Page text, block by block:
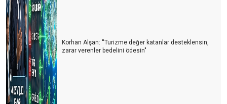
Korhan Alşan: ''Turizme değer katanlar desteklensin,
zarar verenler bedelini ödesin"